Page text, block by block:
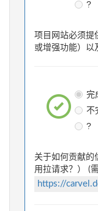
?
项目网站必须提
或增强功能）以
完
不
?
关于如何贡献的
用拉请求？） (
https://